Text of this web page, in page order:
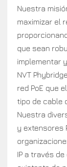
Nuestra
maximizar el
que sean
implementar
NVT
red PoE que
tipo de cable
Nuestra
y extensores
IP a través